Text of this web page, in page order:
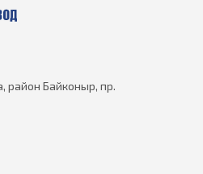
район Байконыр, пр.